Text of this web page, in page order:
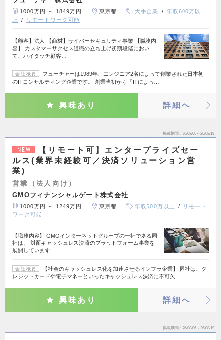
1000万円 ～ 1849万円 東京都 大手企業
年収600万以
上
リモートワーク可能
【顧客】法人 【商材】サイバーセキュリティ事業 【職務内
容】 カスタマーサクセス組織の立ち上げ初期段階におい
て、ハイタッチ顧客…
会社概要
フューチャーは1989年、エンジニア2名によって創業された日本初
のITコンサルティング企業です。 創業当初から「ITによっ…
興味あり 詳細へ
掲載期間 26/08/06～26/08/19
NEW
【リモート可】エンタープライズセー
ルス(業界未経験可／決済ソリューション営
業)
営業（法人向け）
GMOフィナンシャルゲート株式会社
1000万円 ～ 1249万円 東京都 年収600万以上
リモート
ワーク可能
【職務内容】 GMOインターネットグループの一社である同
社は、 対面キャッシュレス決済のプラットフォーム事業を
展開しています…
会社概要
【社会のキャッシュレス化を加速させるインフラ企業】 同社は、ク
レジットカードや電子マネーといったキャッシュレス決済に不可欠…
興味あり 詳細へ
掲載期間 26/08/06～26/08/19